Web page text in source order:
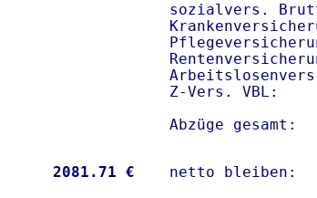
sozialvers.
Z-Vers. VBL:
Abzüge
2081.71 € netto